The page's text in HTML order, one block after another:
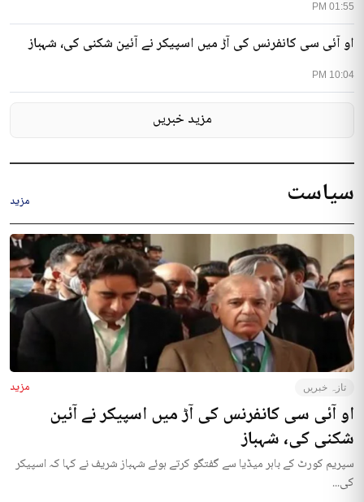
01:55 PM
10:04 PM
او آئی سی کانفرنس کی آڑ میں اسپیکر نے آئین شکنی کی، شہباز
مزید خبریں
سیاست مزید
تازہ خبریں مزید
او آئی سی کانفرنس کی آڑ میں اسپیکر نے آئین
شکنی کی، شہباز
سپریم کورٹ کے باہر میڈیا سے گفتگو کرتے ہوئے شہباز شریف نے کہا کہ اسپیکر
کی...